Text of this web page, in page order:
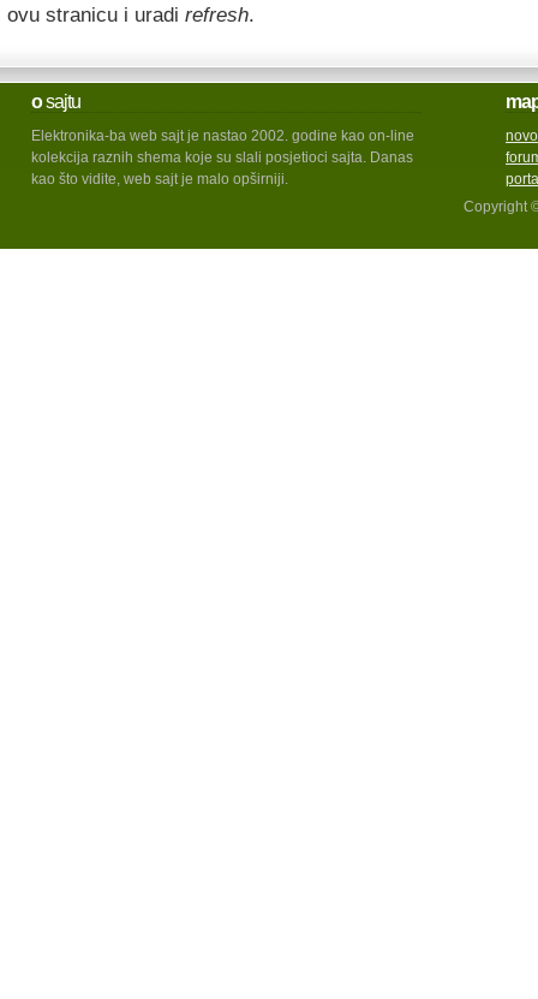
ovu stranicu i uradi refresh.
osajtu
Elektronika-ba web sajt je nastao 2002. godine kao on-line
kolekcija raznih shema koje su slali posjetioci sajta. Danas
kao što vidite, web sajt je malo opširniji.
Copyright